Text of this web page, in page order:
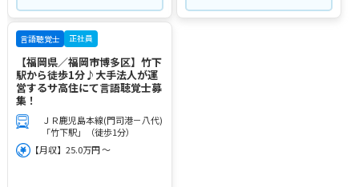
言語聴覚士 正社員
【福岡県／福岡市博多区】竹下
駅から徒歩1分♪大手法人が運
営するサ高住にて言語聴覚士募
集！
ＪＲ鹿児島本線(門司港－八代)
「竹下駅」（徒歩1分）
【月収】25.0万円 ～